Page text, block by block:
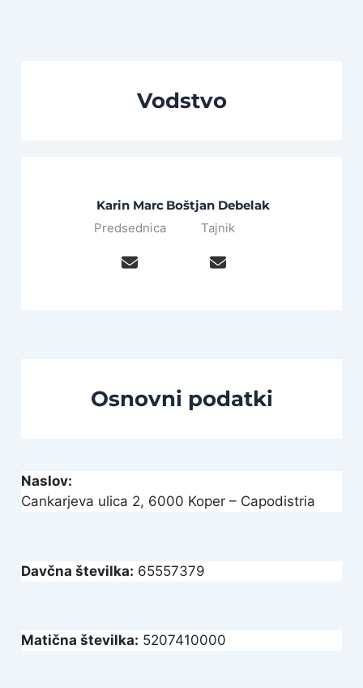
Vodstvo
Karin Marc
Predsednica
Boštjan Debelak
Tajnik
Osnovni podatki
Naslov:
Cankarjeva ulica 2, 6000 Koper – Capodistria
Davčna številka: 65557379
Matična številka: 5207410000